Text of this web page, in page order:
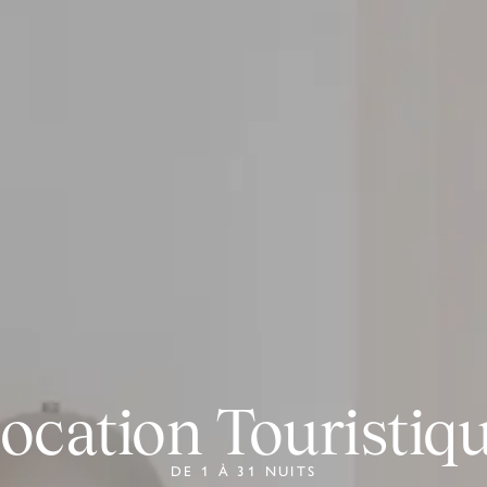
DE 1 À 31 NUITS